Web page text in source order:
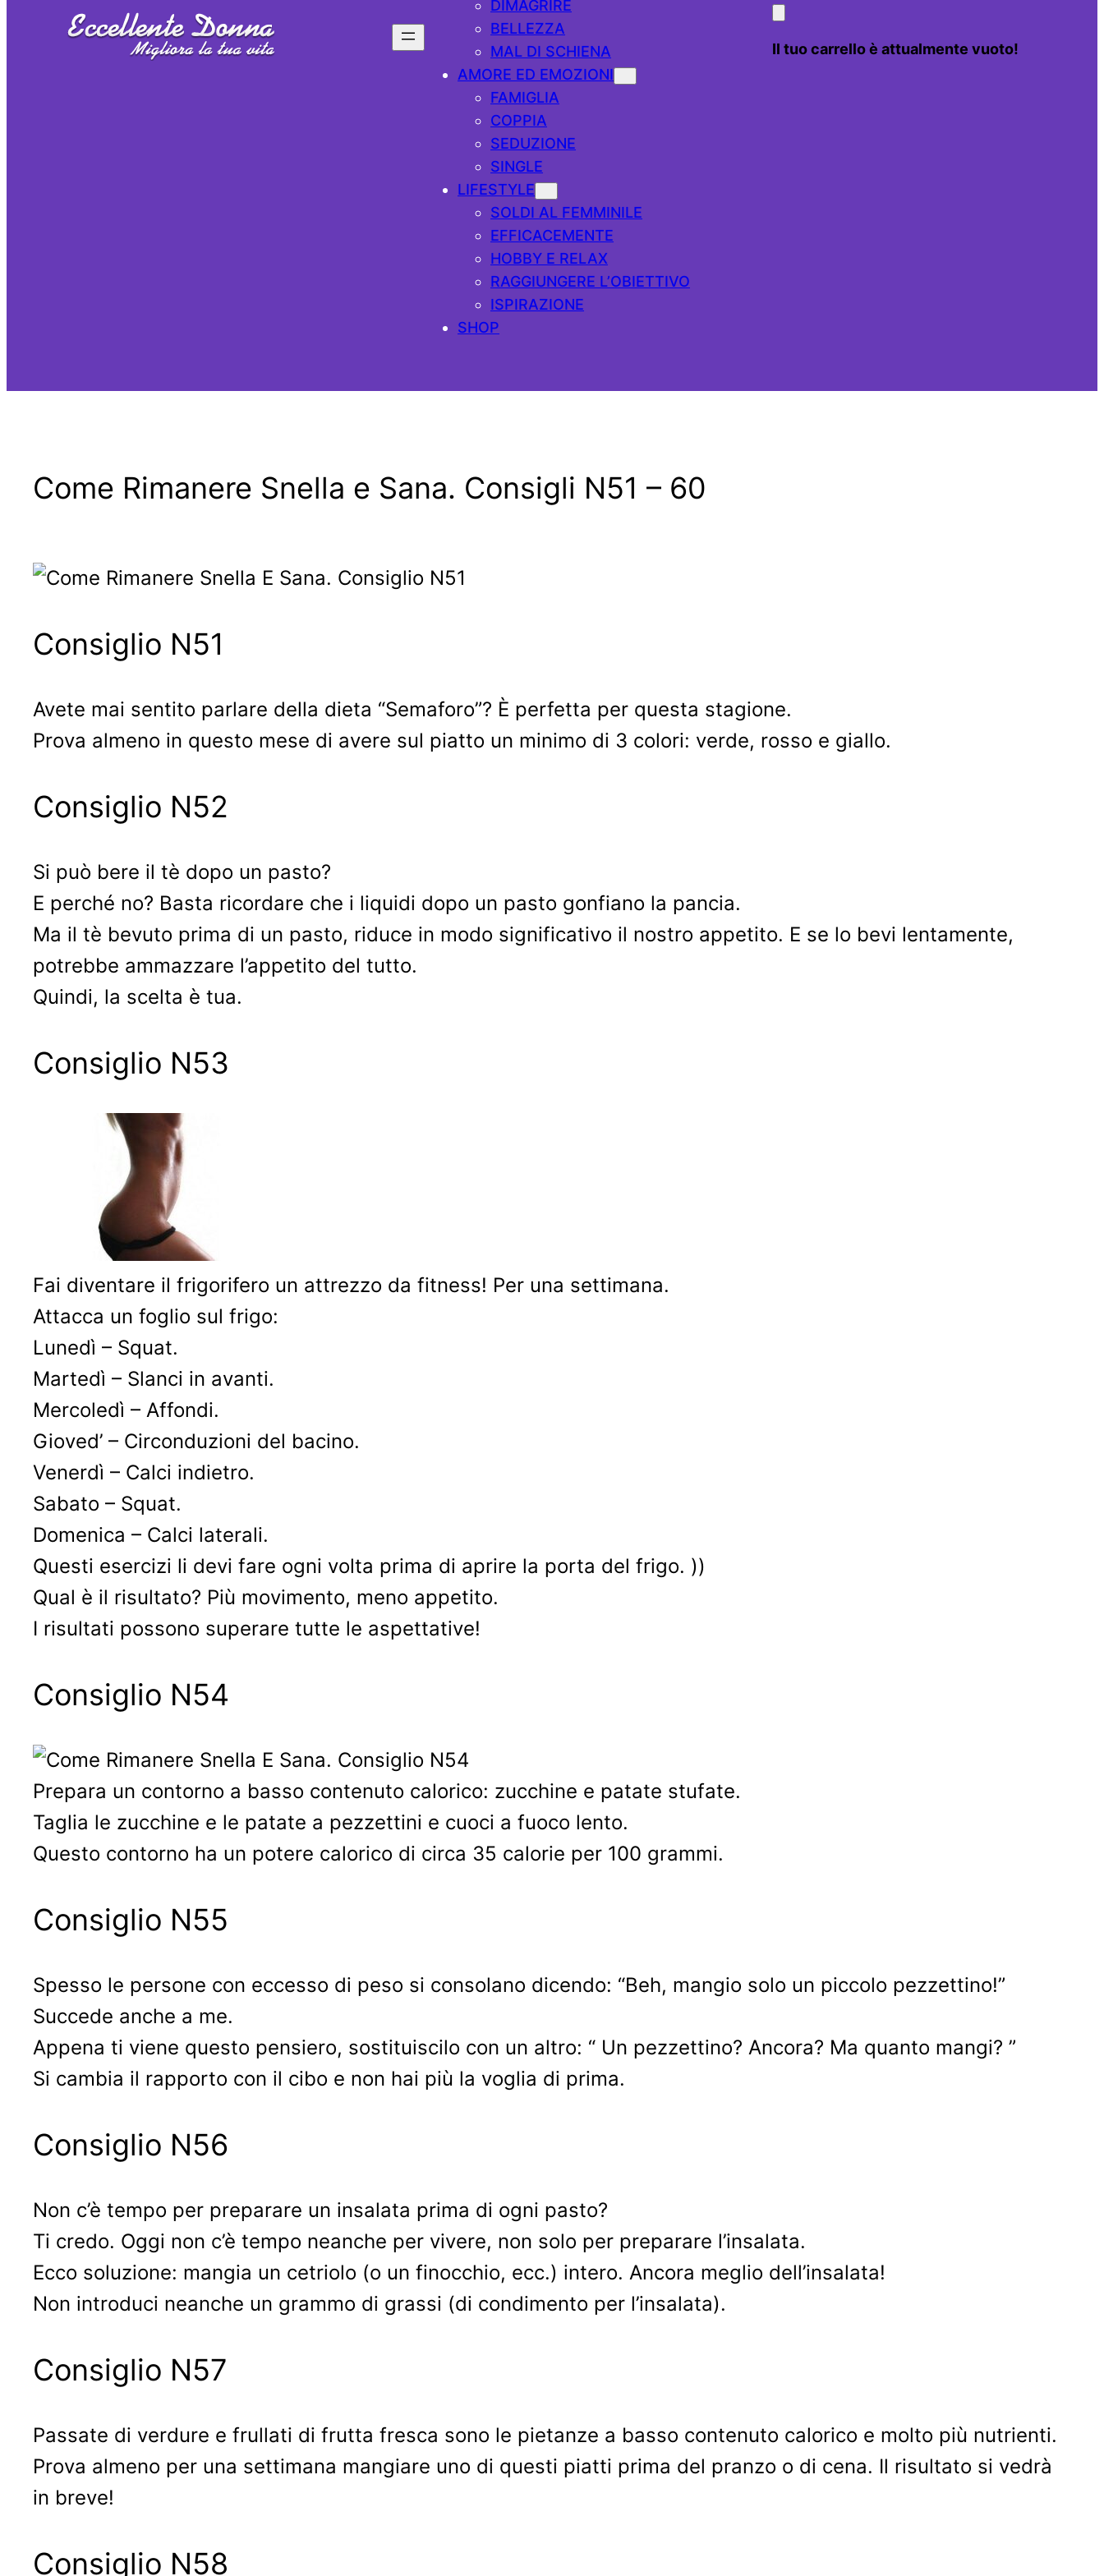
DIMAGRIRE
BELLEZZA
MAL DI SCHIENA
AMORE ED EMOZIONI
FAMIGLIA
COPPIA
SEDUZIONE
SINGLE
LIFESTYLE
SOLDI AL FEMMINILE
EFFICACEMENTE
HOBBY E RELAX
RAGGIUNGERE L’OBIETTIVO
ISPIRAZIONE
SHOP
Il tuo carrello è attualmente vuoto!
Come Rimanere Snella e Sana. Consigli N51 – 60
Consiglio N51
Avete mai sentito parlare della dieta “Semaforo”? È perfetta per questa stagione.
Prova almeno in questo mese di avere sul piatto un minimo di 3 colori: verde, rosso e giallo.
Consiglio N52
Si può bere il tè dopo un pasto?
E perché no? Basta ricordare che i liquidi dopo un pasto gonfiano la pancia.
Ma il tè bevuto prima di un pasto, riduce in modo significativo il nostro appetito. E se lo bevi lentamente,
potrebbe ammazzare l’appetito del tutto.
Quindi, la scelta è tua.
Consiglio N53
Fai diventare il frigorifero un attrezzo da fitness! Per una settimana.
Attacca un foglio sul frigo:
Lunedì – Squat.
Martedì – Slanci in avanti.
Mercoledì – Affondi.
Gioved’ – Circonduzioni del bacino.
Venerdì – Calci indietro.
Sabato – Squat.
Domenica – Calci laterali.
Questi esercizi li devi fare ogni volta prima di aprire la porta del frigo. ))
Qual è il risultato? Più movimento, meno appetito.
I risultati possono superare tutte le aspettative!
Consiglio N54
Prepara un contorno a basso contenuto calorico: zucchine e patate stufate.
Taglia le zucchine e le patate a pezzettini e cuoci a fuoco lento.
Questo contorno ha un potere calorico di circa 35 calorie per 100 grammi.
Consiglio N55
Spesso le persone con eccesso di peso si consolano dicendo: “Beh, mangio solo un piccolo pezzettino!”
Succede anche a me.
Appena ti viene questo pensiero, sostituiscilo con un altro: “ Un pezzettino? Ancora? Ma quanto mangi? ”
Si cambia il rapporto con il cibo e non hai più la voglia di prima.
Consiglio N56
Non c’è tempo per preparare un insalata prima di ogni pasto?
Ti credo. Oggi non c’è tempo neanche per vivere, non solo per preparare l’insalata.
Ecco soluzione: mangia un cetriolo (o un finocchio, ecc.) intero. Ancora meglio dell’insalata!
Non introduci neanche un grammo di grassi (di condimento per l’insalata).
Consiglio N57
Passate di verdure e frullati di frutta fresca sono le pietanze a basso contenuto calorico e molto più nutrienti.
Prova almeno per una settimana mangiare uno di questi piatti prima del pranzo o di cena. Il risultato si vedrà
in breve!
Consiglio N58